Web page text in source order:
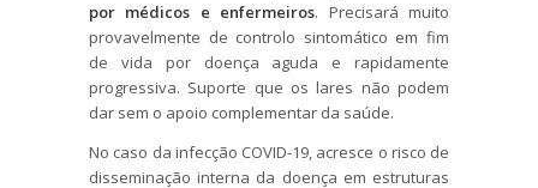
por médicos e enfermeiros. Precisará muito
provavelmente de controlo sintomático em fim
de vida por doença aguda e rapidamente
progressiva. Suporte que os lares não podem
dar sem o apoio complementar da saúde.
No caso da infecção COVID-19, acresce o risco de
disseminação interna da doença em estruturas